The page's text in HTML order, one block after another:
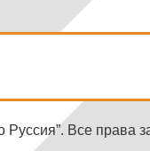
Все права